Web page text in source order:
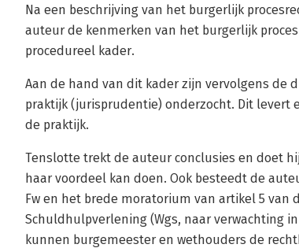
Na een beschrijving van het burgerlijk
auteur de kenmerken van het burgerlijk
procedureel kader.
Aan de hand van dit kader zijn vervolgens de
praktijk (jurisprudentie) onderzocht. Dit levert
de praktijk.
Tenslotte trekt de auteur conclusies en doet
haar voordeel kan doen. Ook besteedt de
Fw en het brede moratorium van artikel 5 van
Schuldhulpverlening (Wgs, naar verwachting
kunnen burgemeester en wethouders de